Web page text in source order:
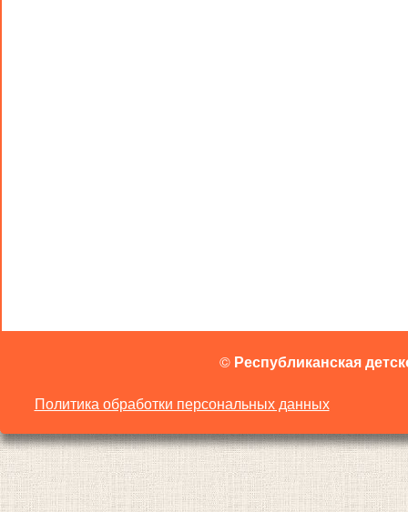
© Республиканская
Политика обработки персональных данных